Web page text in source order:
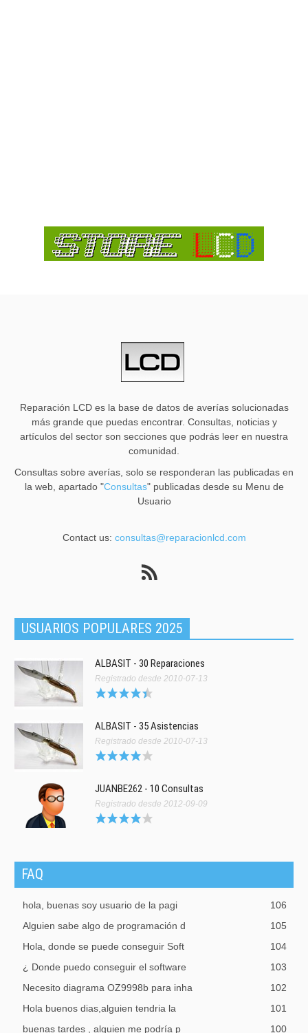
Reparación LCD es la base de datos de averías solucionadas
más grande que puedas encontrar. Consultas, noticias y
artículos del sector son secciones que podrás leer en nuestra
comunidad.
Consultas sobre averías, solo se responderan las publicadas en
la web, apartado "Consultas" publicadas desde su Menu de
Usuario
Contact us: consultas@reparacionlcd.com
USUARIOS POPULARES 2025
ALBASIT - 30 Reparaciones
Registrado desde 2010-07-13
ALBASIT - 35 Asistencias
Registrado desde 2010-07-13
JUANBE262 - 10 Consultas
Registrado desde 2012-09-09
FAQ
hola, buenas soy usuario de la pagi
106
Alguien sabe algo de programación d
105
Hola, donde se puede conseguir Soft
104
¿ Donde puedo conseguir el software
103
Necesito diagrama OZ9998b para inha
102
Hola buenos dias,alguien tendria la
101
buenas tardes , alguien me podría p
100